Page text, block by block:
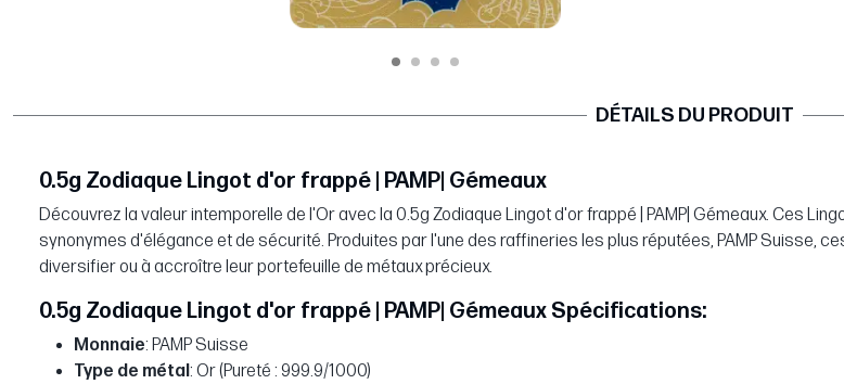
DÉTAILS DU PRODUIT
0.5g Zodiaque Lingot d'or frappé | PAMP| Gémeaux
Découvrez la valeur intemporelle de l'Or avec la 0.5g Zodiaque Lingot d'or frappé | PAMP| Gémeaux. Ces
synonymes d'élégance et de sécurité. Produites par l'une des raffineries les plus réputées, PAMP Suisse,
diversifier ou à accroître leur portefeuille de métaux précieux.
0.5g Zodiaque Lingot d'or frappé | PAMP| Gémeaux Spécifications:
Monnaie: PAMP Suisse
Type de métal: Or (Pureté : 999.9/1000)